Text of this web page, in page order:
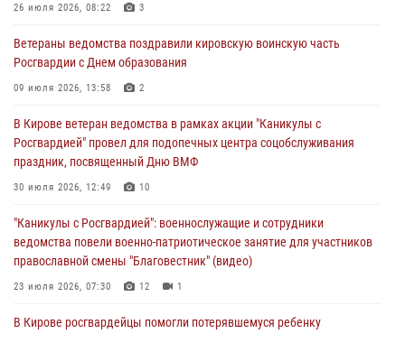
митинге в честь Дня воздушно-десантных войск
03 августа 2026, 08:45
магазина
02 августа 2026, 07:00
1 августа – День дежурной службы войск национальной гвардии
01 августа 2026, 09:39
26 июля 2026, 08:22 3
Ветераны ведомства поздравили кировскую воинскую часть
Росгвардии с Днем образования
09 июля 2026, 13:58 2
В Кирове ветеран ведомства в рамках акции "Каникулы с
Росгвардией" провел для подопечных центра соцобслуживания
праздник, посвященный Дню ВМФ
30 июля 2026, 12:49 10
"Каникулы с Росгвардией": военнослужащие и сотрудники
ведомства повели военно-патриотическое занятие для участников
православной смены "Благовестник" (видео)
23 июля 2026, 07:30 12 1
В Кирове росгвардейцы помогли потерявшемуся ребенку